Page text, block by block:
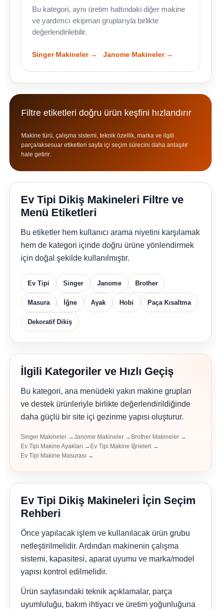
Bu kategori, aynı üretim hattındaki diğer makine
ve yardımcı ekipman gruplarıyla birlikte
değerlendirilebilir.
Singer Makineler → Janome Makineler →
Filtre etiketleri doğru ürün keşfini hızlandırır
Makine türü, çalışma sistemi, teknik özellik, marka ve ilgili
parça/aksesuar etiketleri sayfa içi seçim sürecini daha anlaşılır
hale getirir.
Ev Tipi Dikiş Makineleri Filtre ve
Menü Etiketleri
Bu etiketler hem kullanıcı arama niyetini karşılamak
hem de kategori içinde doğru ürüne yönlendirmek
için doğal şekilde kullanılmıştır.
Ev Tipi Singer Janome Brother
Masura İğne Ayak Hobi Paça Kısaltma
Dekoratif Dikiş
İlgili Kategoriler ve Hızlı Geçiş
Bu kategori, ana menüdeki yakın makine grupları
ve destek ürünleriyle birlikte değerlendirildiğinde
daha güçlü bir site içi gezinme yapısı oluşturur.
Singer Makineler →Janome Makineler → Brother Makineler →
Ev Tipi Makine Ayakları → Ev Tipi Makine İğneleri →
Ev Tipi Makine Masurası →
Ev Tipi Dikiş Makineleri İçin Seçim
Rehberi
Önce yapılacak işlem ve kullanılacak ürün grubu
netleştirilmelidir. Ardından makinenin çalışma
sistemi, kapasitesi, aparat uyumu ve marka/model
yapısı kontrol edilmelidir.
Ürün sayfasındaki teknik açıklamalar, parça
uyumluluğu, bakım ihtiyacı ve üretim yoğunluğuna